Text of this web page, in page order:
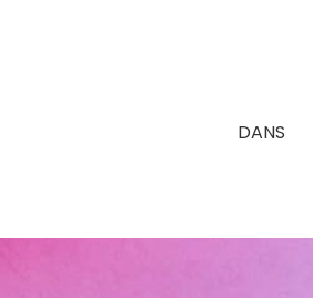
DANS